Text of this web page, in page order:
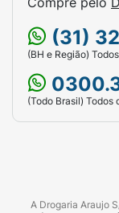
Tioglicolato
Realize
de
garantir a
(31)
(BH e Região)
(Todo Brasil) Todos
A Drogaria Araujo